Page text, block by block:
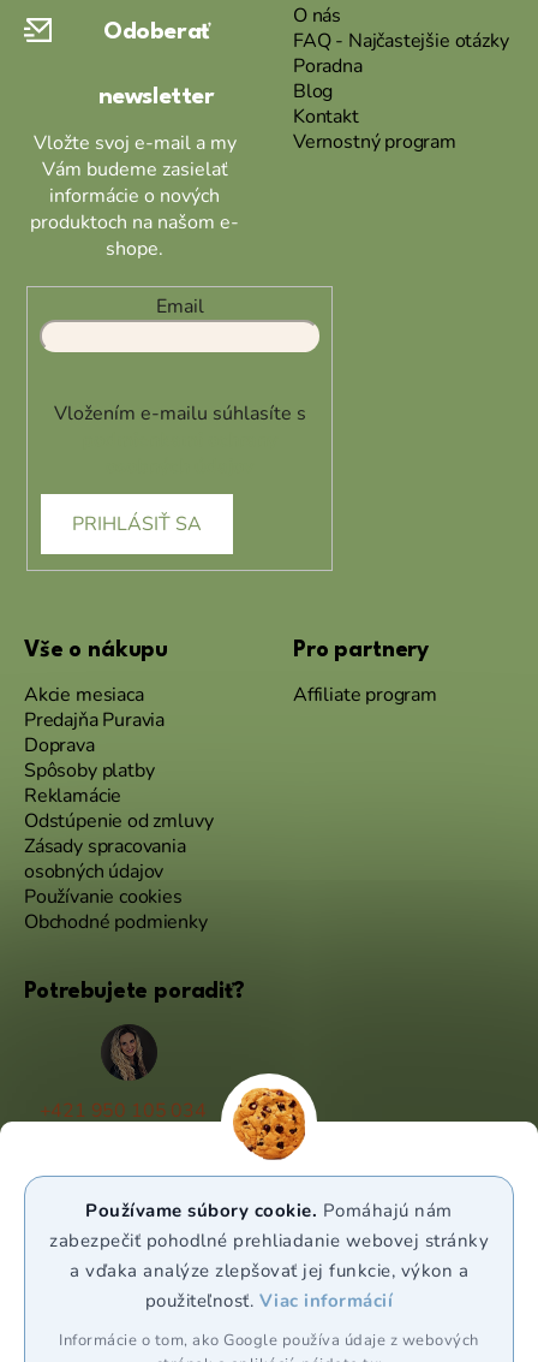
Používame súbory cookie. Pomáhajú nám
zabezpečiť pohodlné prehliadanie webovej stránky
a vďaka analýze zlepšovať jej funkcie, výkon a
použiteľnosť. Viac informácií
Informácie o tom, ako Google používa údaje z webových
Odoberať
newsletter
Vložte svoj e-mail a my
Vám budeme zasielať
informácie o nových
produktoch na našom e-
shope.
Email
Vložením e-mailu súhlasíte s
PRIHLÁSIŤ SA
O nás
FAQ - Najčastejšie otázky
Poradna
Blog
Kontakt
Vernostný program
Vše o nákupu
Akcie mesiaca
Predajňa Puravia
Doprava
Spôsoby platby
Reklamácie
Odstúpenie od zmluvy
Zásady spracovania
osobných údajov
Používanie cookies
Obchodné podmienky
Pro partnery
Affiliate program
Potrebujete poradiť?
+421 950 105 034
WhatsApp
Sledujte nás